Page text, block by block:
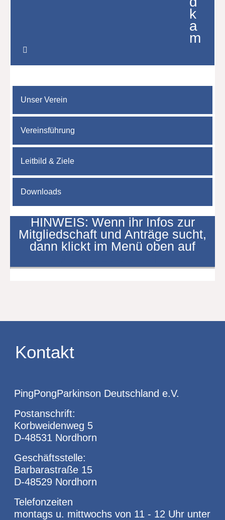
k
a
m
Unser Verein
Vereinsführung
Leitbild & Ziele
Downloads
HINWEIS: Wenn ihr Infos zur
Mitgliedschaft und Anträge sucht,
dann klickt im Menü oben auf
Kontakt
PingPongParkinson Deutschland e.V.
Postanschrift:
Korbweidenweg 5
D-48531 Nordhorn
Geschäftsstelle:
Barbarastraße 15
D-48529 Nordhorn
Telefonzeiten
montags u. mittwochs von 11 - 12 Uhr unter